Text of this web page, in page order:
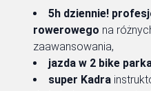
5h dziennie!
rowerowego na
zaawansowania,
jazda w 2 bike
super Kadra